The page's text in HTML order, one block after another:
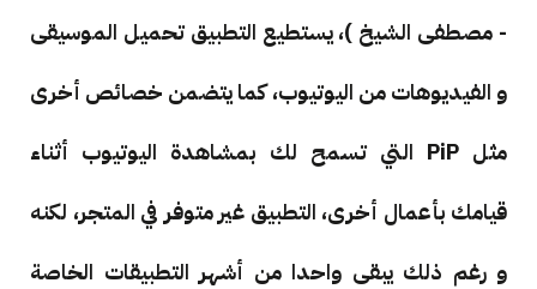
- مصطفى الشيخ )، يستطيع التطبيق تحميل الموسيقى
و الفيديوهات من اليوتيوب، كما يتضمن خصائص أخرى
مثل PiP التي تسمح لك بمشاهدة اليوتيوب أثناء
قيامك بأعمال أخرى، التطبيق غير متوفر في المتجر، لكنه
و رغم ذلك يبقى واحدا من أشهر التطبيقات الخاصة